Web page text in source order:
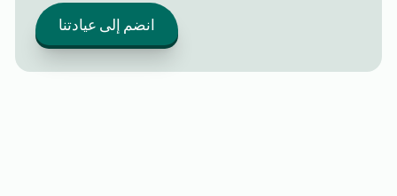
انضم إلى عيادتنا